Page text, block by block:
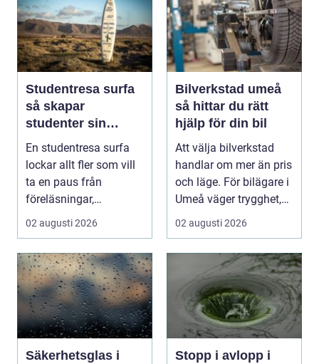
Studentresa surfa
så skapar
studenter sin
ultimata paus från
plugget
En studentresa surfa
lockar allt fler som vill
ta en paus från
föreläsningar,
tentaplugg och sena
02 augusti 2026
Bilverkstad umeå
så hittar du rätt
hjälp för din bil
Att välja bilverkstad
handlar om mer än pris
och läge. För bilägare i
Umeå väger trygghet,
tillgängl...
02 augusti 2026
Säkerhetsglas i
Stopp i avlopp i